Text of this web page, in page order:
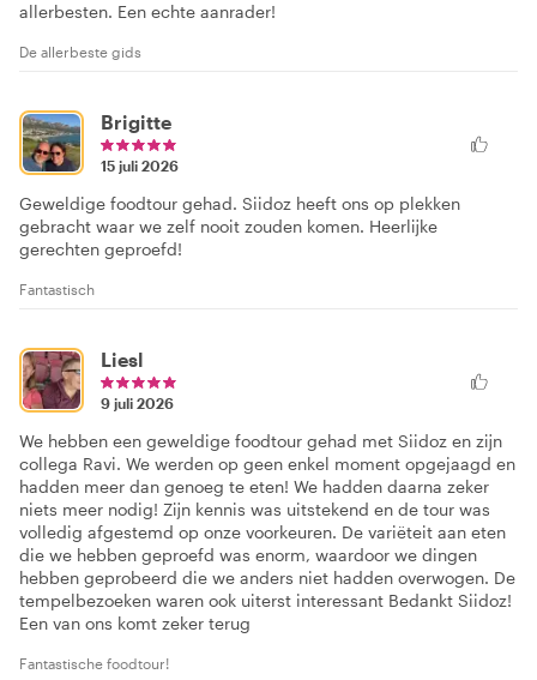
allerbesten. Een echte aanrader!
De allerbeste gids
Brigitte
15 juli 2026
Geweldige foodtour gehad. Siidoz heeft ons op plekken
gebracht waar we zelf nooit zouden komen. Heerlijke
gerechten geproefd!
Fantastisch
Liesl
9 juli 2026
We hebben een geweldige foodtour gehad met Siidoz en zijn
collega Ravi. We werden op geen enkel moment opgejaagd en
hadden meer dan genoeg te eten! We hadden daarna zeker
niets meer nodig! Zijn kennis was uitstekend en de tour was
volledig afgestemd op onze voorkeuren. De variëteit aan eten
die we hebben geproefd was enorm, waardoor we dingen
hebben geprobeerd die we anders niet hadden overwogen. De
tempelbezoeken waren ook uiterst interessant Bedankt Siidoz!
Een van ons komt zeker terug
Fantastische foodtour!